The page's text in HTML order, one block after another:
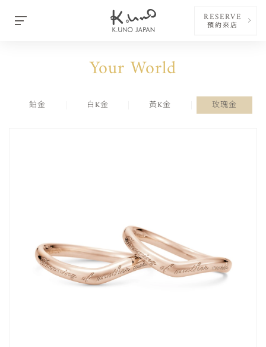
RESERVE
預約來店
Your World
鉑金 白K金 黃K金 玫瑰金